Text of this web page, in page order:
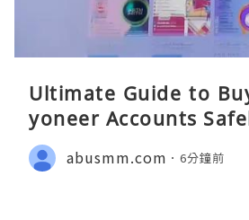
Ultimate Guide to
yoneer Accounts
abusmm.com 6分鐘前